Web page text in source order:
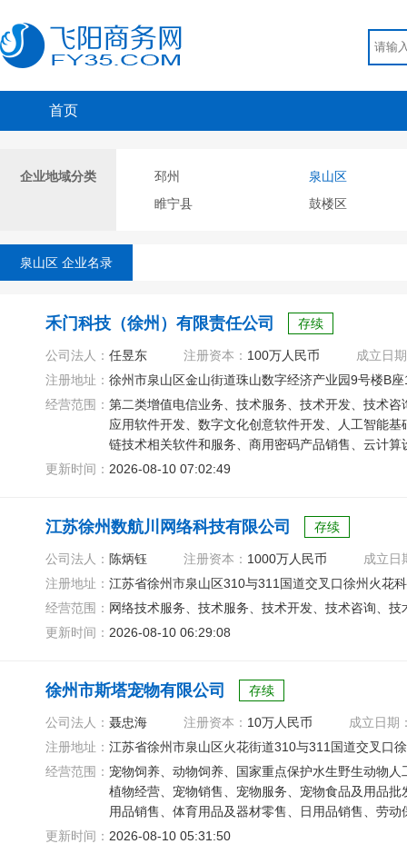
首页
企业地域分类 邳州
泉山区
睢宁县
鼓楼区
泉山区 企业名录
禾门科技（徐州）有限责任公司 存续
公司法人： 任昱东 注册资本： 100万人民币
成立日
注册地址： 徐州市泉山区金山街道珠山数字经济产业园9号楼B
经营范围： 第二类增值电信业务、技术服务、技术开发、技术
应用软件开发、数字文化创意软件开发、人工智能
链技术相关软件和服务、商用密码产品销售、云计
更新时间： 2026-08-10 07:02:49
江苏徐州数航川网络科技有限公司 存续
公司法人： 陈炳钰 注册资本： 1000万人民币
成立日
注册地址： 江苏省徐州市泉山区310与311国道交叉口徐州火花
经营范围： 网络技术服务、技术服务、技术开发、技术咨询、
更新时间： 2026-08-10 06:29:08
徐州市斯塔宠物有限公司 存续
公司法人： 聂忠海 注册资本： 10万人民币
成立日期
注册地址： 江苏省徐州市泉山区火花街道310与311国道交叉口
经营范围： 宠物饲养、动物饲养、国家重点保护水生野生动物
植物经营、宠物销售、宠物服务、宠物食品及用品
用品销售、体育用品及器材零售、日用品销售、劳
更新时间： 2026-08-10 05:31:50